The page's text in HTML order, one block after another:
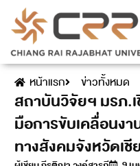
หน้าแรก ข่าวทั้งหมด
สถาบันวิจัยฯ มรภ.
มือการขับเคลื่อนง
ทางสังคมจังหวัดเชี